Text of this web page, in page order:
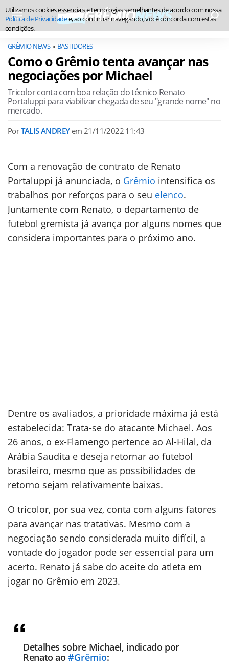
GRÊMIO NEWS BASTIDORES
Como o Grêmio tenta avançar nas
negociações por Michael
Tricolor conta com boa relação do técnico Renato
Portaluppi para viabilizar chegada de seu "grande nome" no
mercado.
PorTALIS ANDREYem21/11/2022 11:43
Com a renovação de contrato de Renato
Portaluppi já anunciada, o Grêmio intensifica os
trabalhos por reforços para o seu elenco.
Juntamente com Renato, o departamento de
futebol gremista já avança por alguns nomes que
considera importantes para o próximo ano.
Dentre os avaliados, a prioridade máxima já está
estabelecida: Trata-se do atacante Michael. Aos
26 anos, o ex-Flamengo pertence ao Al-Hilal, da
Arábia Saudita e deseja retornar ao futebol
brasileiro, mesmo que as possibilidades de
retorno sejam relativamente baixas.
O tricolor, por sua vez, conta com alguns fatores
para avançar nas tratativas. Mesmo com a
negociação sendo considerada muito difícil, a
vontade do jogador pode ser essencial para um
acerto. Renato já sabe do aceite do atleta em
jogar no Grêmio em 2023.
Detalhes sobre Michael, indicado por
Renato ao#Grêmio:
Utilizamos cookies essenciais e tecnologias semelhantes de acordo com nossa
Política de Privacidadee, ao continuar navegando, você concorda com estas
condições.